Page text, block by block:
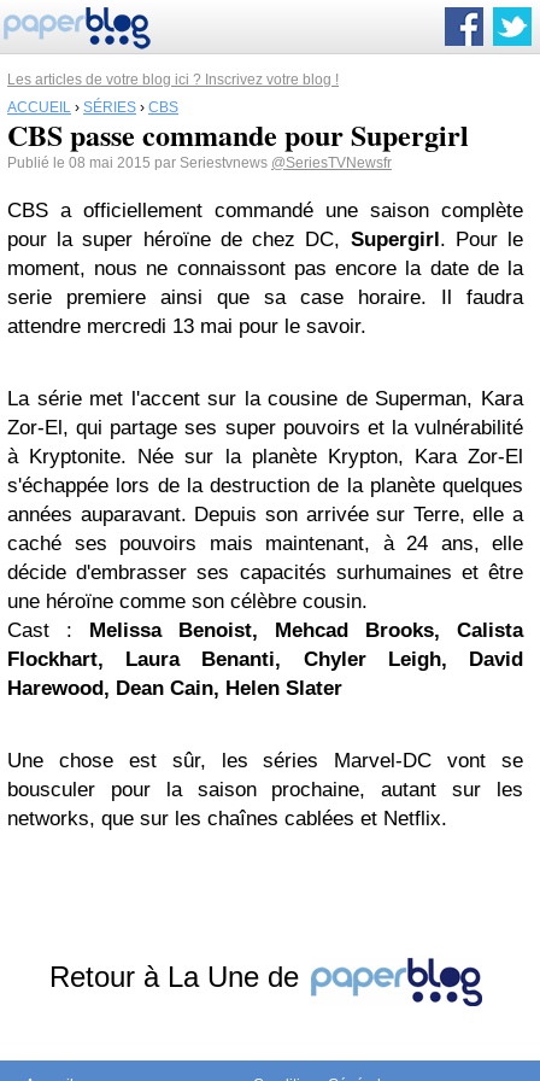
Les articles de votre blog ici ? Inscrivez votre blog !
ACCUEIL › SÉRIES › CBS
CBS passe commande pour Supergirl
Publié le 08 mai 2015 par Seriestvnews @SeriesTVNewsfr
CBS a officiellement commandé une saison complète
pour la super héroïne de chez DC, Supergirl. Pour le
moment, nous ne connaissont pas encore la date de la
serie premiere ainsi que sa case horaire. Il faudra
attendre mercredi 13 mai pour le savoir.
La série met l'accent sur ​​la cousine de Superman, Kara
Zor-El, qui partage ses super pouvoirs et la vulnérabilité
à Kryptonite. Née sur la planète Krypton, Kara Zor-El
s'échappée lors de la destruction de la planète quelques
années auparavant. Depuis son arrivée sur Terre, elle a
caché ses pouvoirs mais maintenant, à 24 ans, elle
décide d'embrasser ses capacités surhumaines et être
une héroïne comme son célèbre cousin.
Cast : Melissa Benoist, Mehcad Brooks, Calista
Flockhart, Laura Benanti, Chyler Leigh, David
Harewood, Dean Cain, Helen Slater
Une chose est sûr, les séries Marvel-DC vont se
bousculer pour la saison prochaine, autant sur les
networks, que sur les chaînes cablées et Netflix.
Retour à La Une de